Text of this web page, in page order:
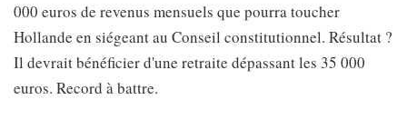
000 euros de revenus mensuels que pourra toucher
Hollande en siégeant au Conseil constitutionnel. Résultat ?
Il devrait bénéficier d'une retraite dépassant les 35 000
euros. Record à battre.